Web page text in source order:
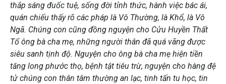
thắp sáng đuốc tuệ, sống đời tỉnh thức, hành việc bác ái,
quán chiếu thấy rõ các pháp là Vô Thường, là Khổ, là Vô
Ngã. Chúng con cũng đồng nguyện cho Cửu Huyền Thất
Tổ ông bà cha mẹ, những người thân đã quá vãng được
siêu sanh tịnh độ. Nguyện cho ông bà cha mẹ hiện tiền
tăng long phước thọ, bệnh tật tiêu trừ, nguyện cho hàng đệ
tử chúng con thân tâm thường an lạc, tinh tấn tu học, tin